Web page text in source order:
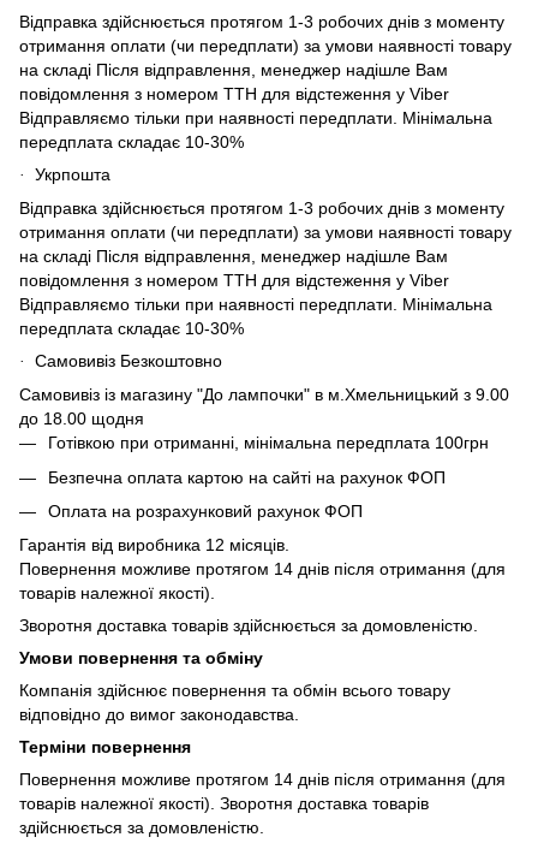
Відправка здійснюється протягом 1-3 робочих днів з моменту
отримання оплати (чи передплати) за умови наявності товару
на складі Після відправлення, менеджер надішле Вам
повідомлення з номером ТТН для відстеження у Viber
Відправляємо тільки при наявності передплати. Мінімальна
передплата складає 10-30%
·
Укрпошта
Відправка здійснюється протягом 1-3 робочих днів з моменту
отримання оплати (чи передплати) за умови наявності товару
на складі Після відправлення, менеджер надішле Вам
повідомлення з номером ТТН для відстеження у Viber
Відправляємо тільки при наявності передплати. Мінімальна
передплата складає 10-30%
·
Самовивіз Безкоштовно
Самовивіз із магазину "До лампочки" в м.Хмельницький з 9.00
до 18.00 щодня
Готівкою при отриманні, мінімальна передплата 100грн
Безпечна оплата картою на сайті на рахунок ФОП
Оплата на розрахунковий рахунок ФОП
Гарантія від виробника 12 місяців.
Повернення можливе протягом 14 днів після отримання (для
товарів належної якості).
Зворотня доставка товарів здійснюється за домовленістю.
Умови повернення та обміну
Компанія здійснює повернення та обмін всього товару
відповідно до вимог законодавства.
Терміни повернення
Повернення можливе протягом 14 днів після отримання (для
товарів належної якості). Зворотня доставка товарів
здійснюється за домовленістю.